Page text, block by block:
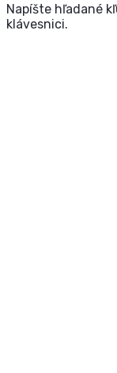
Napíšte hľadané
klávesnici.